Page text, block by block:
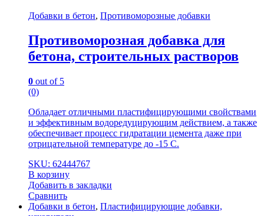
Добавки в бетон, Противоморозные добавки
Противоморозная добавка для
бетона, строительных растворов
0 out of 5
(0)
Обладает отличными пластифицирующими свойствами
и эффективным водоредуцирующим действием, а также
обеспечивает процесс гидратации цемента даже при
отрицательной температуре до -15 С.
SKU: 62444767
В корзину
Добавить в закладки
Сравнить
Добавки в бетон, Пластифицирующие добавки,